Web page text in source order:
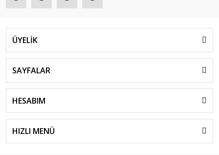
ÜYELİK
SAYFALAR
HESABIM
HIZLI MENÜ